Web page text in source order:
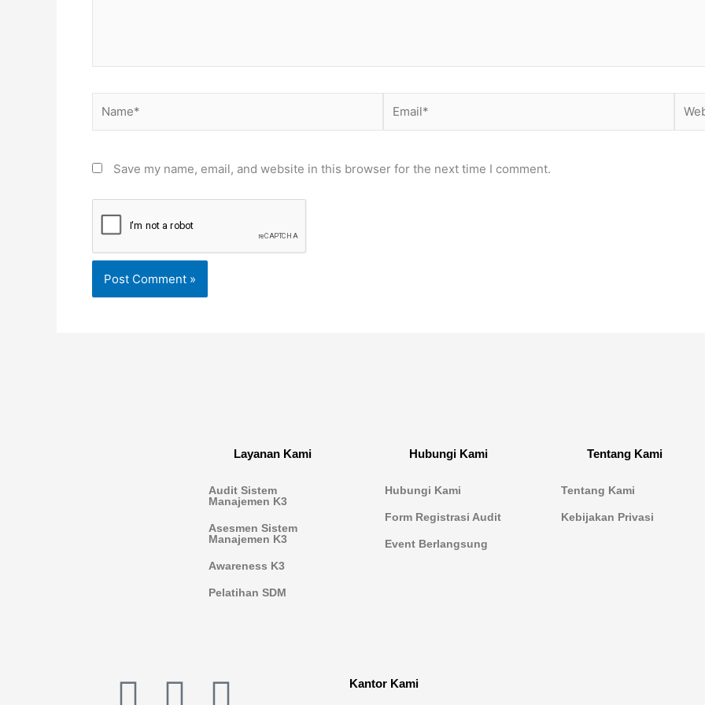
Save my name, email, and website in this browser for the next time I comment.
Layanan Kami
Audit Sistem
Manajemen K3
Asesmen Sistem
Manajemen K3
Awareness K3
Pelatihan SDM
Hubungi Kami
Hubungi Kami
Form Registrasi Audit
Event Berlangsung
Tentang Kami
Tentang Kami
Kebijakan Privasi
L I F Kantor Kami